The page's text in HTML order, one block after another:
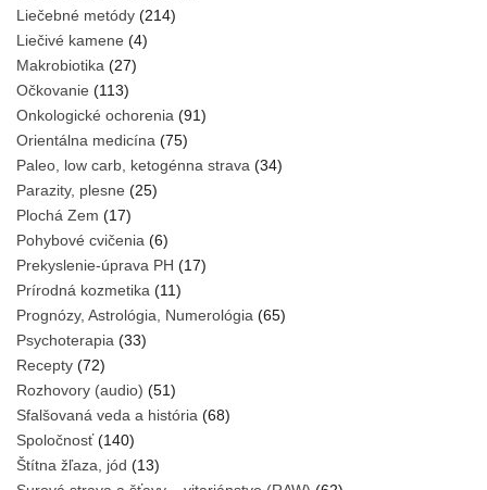
Liečebné metódy (214)
Liečivé kamene (4)
Makrobiotika (27)
Očkovanie (113)
Onkologické ochorenia (91)
Orientálna medicína (75)
Paleo, low carb, ketogénna strava (34)
Parazity, plesne (25)
Plochá Zem (17)
Pohybové cvičenia (6)
Prekyslenie-úprava PH (17)
Prírodná kozmetika (11)
Prognózy, Astrológia, Numerológia (65)
Psychoterapia (33)
Recepty (72)
Rozhovory (audio) (51)
Sfalšovaná veda a história (68)
Spoločnosť(140)
Štítna žľaza, jód (13)